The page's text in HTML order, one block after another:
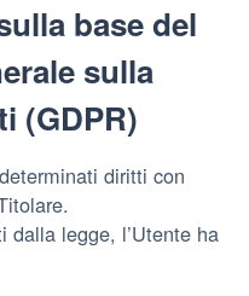
base del
sulla
(GDPR)
diritti con
legge, l’Utente ha